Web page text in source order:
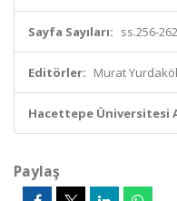
Sayfa Sayıları: ss.256-262
Editörler: Murat
Hacettepe Üniversitesi
Paylaş